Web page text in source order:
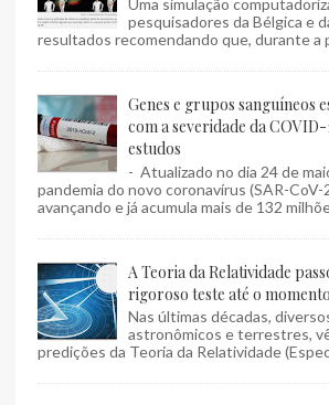
Uma simulação
pesquisadores da Bélgica e
resultados recomendando que, durante a
Genes e grupos sanguíneos
com a severidade da
estudos
- Atualizado no dia 24 de
pandemia do novo coronavírus (SAR-
avançando e já acumula mais de 132
A Teoria da Relatividade
rigoroso teste até o momento
Nas últimas décadas,
astronômicos e terrestres,
predições da Teoria da Relatividade